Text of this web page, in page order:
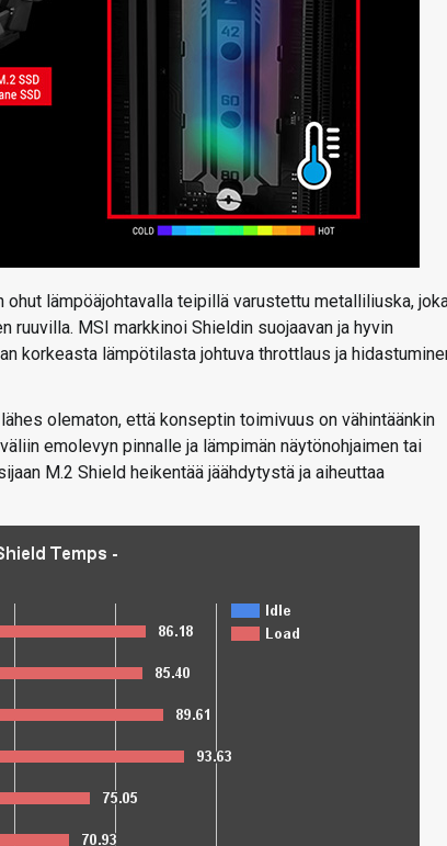
lämpöäjohtavalla teipillä varustettu metalliliuska,
ruuvilla. MSI markkinoi Shieldin suojaavan ja hyvin
korkeasta lämpötilasta johtuva throttlaus ja
olematon, että konseptin toimivuus on vähintäänkin
emolevyn pinnalle ja lämpimän näytönohjaimen tai
M.2 Shield heikentää jäähdytystä ja aiheuttaa